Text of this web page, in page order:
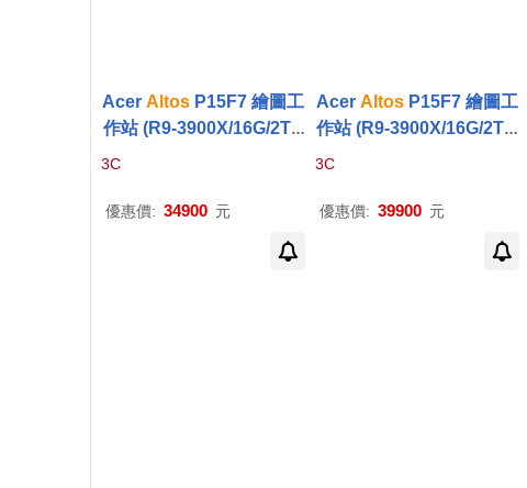
Acer Altos P15F7 繪圖工
作站 (R9-3900X/16G/2TB
+512SSD/P1000_4G/500
3C
優惠價: 34900 元
Acer AltosP15F7 繪圖工
作站 (R9-3900X/16G/2TB
+512SSD/GTX1660_6G/5
3C
優惠價: 39900 元